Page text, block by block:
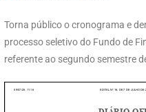
Torna público o cronograma e
processo seletivo do Fundo de
referente ao segundo semestre